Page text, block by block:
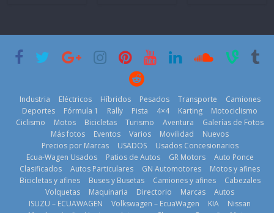
18 de julio de
2026
Mercado
automotor
ecuatoriano
creció un 28%
en julio de
Kia reúne a
jugadores de
fútbol de todo
el mundo en
‘Kia OMBC
Cup’
6 de mayo de
2026
29 de julio de
¿Qué puede
pasar con tu
vehículo si
permanece
varios días sin
Industria Eléctricos Híbridos Pesados Transporte
Camiones
Deportes
Fórmula 1 Rally Pista 4×4 Karting
Motociclismo
Ciclismo
Motos Bicicletas Turismo Aventura
Galerías de Fotos
Más fotos
Eventos Varios Movilidad
Nuevos
Precios por Marcas
USADOS
Usados Concesionarios
Ecua-Wagen Usados
Patios de Autos GR Motors
Auto Ponce
Clasificados
Autos Particulares GN Automotores
Motos y afines
Bicicletas y afines
Buses y Busetas Camiones y afines
Cabezales
Volquetas
Maquinaria Directorio Marcas
Autos
ISUZU – ECUAWAGEN
Volkswagen – EcuaWagen KIA
Nissan